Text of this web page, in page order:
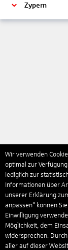
Zypern
Wir verwenden
optimal zur
lediglich zur
Informationen über
unserer Erklärung
anpassen" können
Einwilligung
Möglichkeit, dem
widersprechen.
aller auf dieser